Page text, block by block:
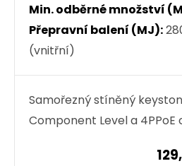
Min. odběrné množství
Přepravní balení (MJ):
(vnitřní)
Samořezný stíněný
Component Level a 4PPoE